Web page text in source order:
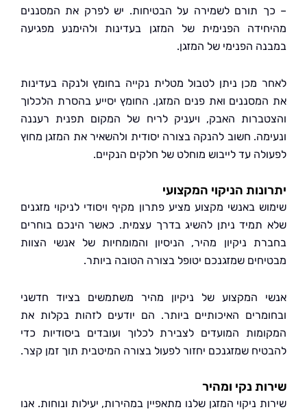
תורם לשמירה על הבטיחות. יש לפרק את המסננים
הפנימית של המזגן בעדינות ולהימנע מפגיעה
הפנימי של המזגן.
מכן ניתן לטבול מטלית נקייה בחומץ ולנקה בעדינות
ואת פנים המזגן. החומץ יסייע בהסרת הלכלוך
האבק, ויעניק לריח של המקום תפנית רעננה
חשוב להנקה בצורה יסודית ולהשאיר את המזגן מחוץ
עד לייבוש מוחלט של חלקים הנקיים.
הניקוי המקצועי
באנשי מקצוע מציע פתרון מקיף ויסודי לניקוי מזגנים
ניתן להשיג בדרך עצמית. כאשר הינכם בוחרים
ניקיון מהיר, הניסיון והמומחיות של אנשי הצוות
שמזגנכם יטופל בצורה הטובה ביותר.
המקצוע של ניקיון מהיר משתמשים בציוד חדשני
האיכותיים ביותר. הם יודעים לזהות בקלות את
המועדים לצבירת לכלוך ועובדים ביסודיות כדי
שמזגנכם יחזור לפעול בצורה המיטבית תוך זמן קצר.
נקי ומהיר
ניקוי המזגן שלנו מתאפיין במהירות, יעילות ונוחות. אנו